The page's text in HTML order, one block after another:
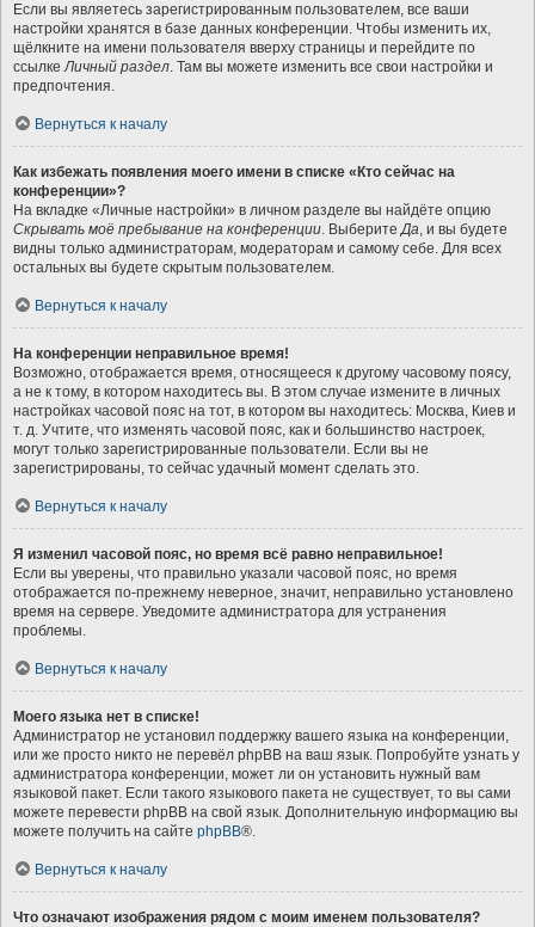
Если вы являетесь зарегистрированным пользователем, все ваши
настройки хранятся в базе данных конференции. Чтобы изменить их,
щёлкните на имени пользователя вверху страницы и перейдите по
ссылкеЛичный раздел. Там вы можете изменить все свои настройки и
предпочтения.
Вернуться к началу
Как избежать появления моего имени в списке «Кто сейчас на
конференции»?
На вкладке «Личные настройки» в личном разделе вы найдёте опцию
Скрывать моё пребывание на конференции. ВыберитеДа, и вы будете
видны только администраторам, модераторам и самому себе. Для всех
остальных вы будете скрытым пользователем.
Вернуться к началу
На конференции неправильное время!
Возможно, отображается время, относящееся к другому часовому поясу,
а не к тому, в котором находитесь вы. В этом случае измените в личных
настройках часовой пояс на тот, в котором вы находитесь: Москва, Киев и
т. д. Учтите, что изменять часовой пояс, как и большинство настроек,
могут только зарегистрированные пользователи. Если вы не
зарегистрированы, то сейчас удачный момент сделать это.
Вернуться к началу
Я изменил часовой пояс, но время всё равно неправильное!
Если вы уверены, что правильно указали часовой пояс, но время
отображается по-прежнему неверное, значит, неправильно установлено
время на сервере. Уведомите администратора для устранения
проблемы.
Вернуться к началу
Моего языка нет в списке!
Администратор не установил поддержку вашего языка на конференции,
или же просто никто не перевёл phpBB на ваш язык. Попробуйте узнать у
администратора конференции, может ли он установить нужный вам
языковой пакет. Если такого языкового пакета не существует, то вы сами
можете перевести phpBB на свой язык. Дополнительную информацию вы
можете получить на сайте phpBB®.
Вернуться к началу
Что означают изображения рядом с моим именем пользователя?